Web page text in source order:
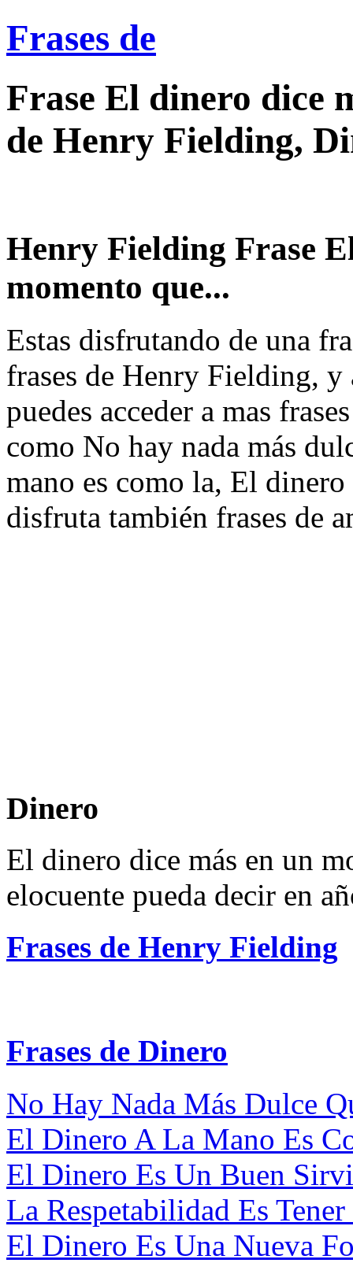
Frases de
Frase El dinero dice
de Henry Fielding,
Henry Fielding Frase
momento que...
Estas disfrutando de una
frases de Henry Fielding, y
puedes acceder a mas
como No hay nada más
mano es como la, El
disfruta también frases de
Dinero
El dinero dice más en un
elocuente pueda decir en
Frases de Henry Fielding
Frases de Dinero
No Hay Nada Más Dulce
El Dinero A La Mano Es
El Dinero Es Un Buen
La Respetabilidad Es
El Dinero Es Una Nueva